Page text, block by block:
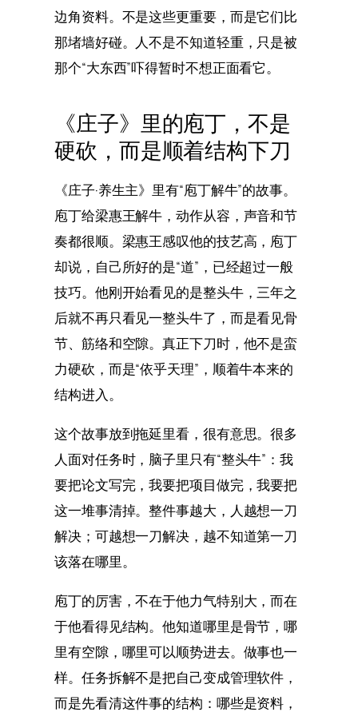
边角资料。不是这些更重要，而是它们比
那堵墙好碰。人不是不知道轻重，只是被
那个“大东西”吓得暂时不想正面看它。
《庄子》里的庖丁，不是
硬砍，而是顺着结构下刀
《庄子·养生主》里有“庖丁解牛”的故事。
庖丁给梁惠王解牛，动作从容，声音和节
奏都很顺。梁惠王感叹他的技艺高，庖丁
却说，自己所好的是“道”，已经超过一般
技巧。他刚开始看见的是整头牛，三年之
后就不再只看见一整头牛了，而是看见骨
节、筋络和空隙。真正下刀时，他不是蛮
力硬砍，而是“依乎天理”，顺着牛本来的
结构进入。
这个故事放到拖延里看，很有意思。很多
人面对任务时，脑子里只有“整头牛”：我
要把论文写完，我要把项目做完，我要把
这一堆事清掉。整件事越大，人越想一刀
解决；可越想一刀解决，越不知道第一刀
该落在哪里。
庖丁的厉害，不在于他力气特别大，而在
于他看得见结构。他知道哪里是骨节，哪
里有空隙，哪里可以顺势进去。做事也一
样。任务拆解不是把自己变成管理软件，
而是先看清这件事的结构：哪些是资料，